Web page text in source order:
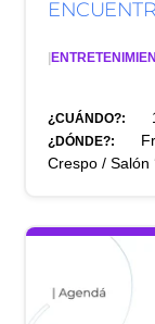
¿CUÁNDO?:
¿DÓNDE?:
Crespo / Salón